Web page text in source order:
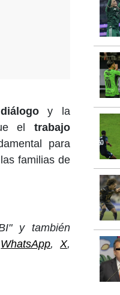
diálogoy la
eltrabajo
para
familias de
y también
WhatsApp, X,